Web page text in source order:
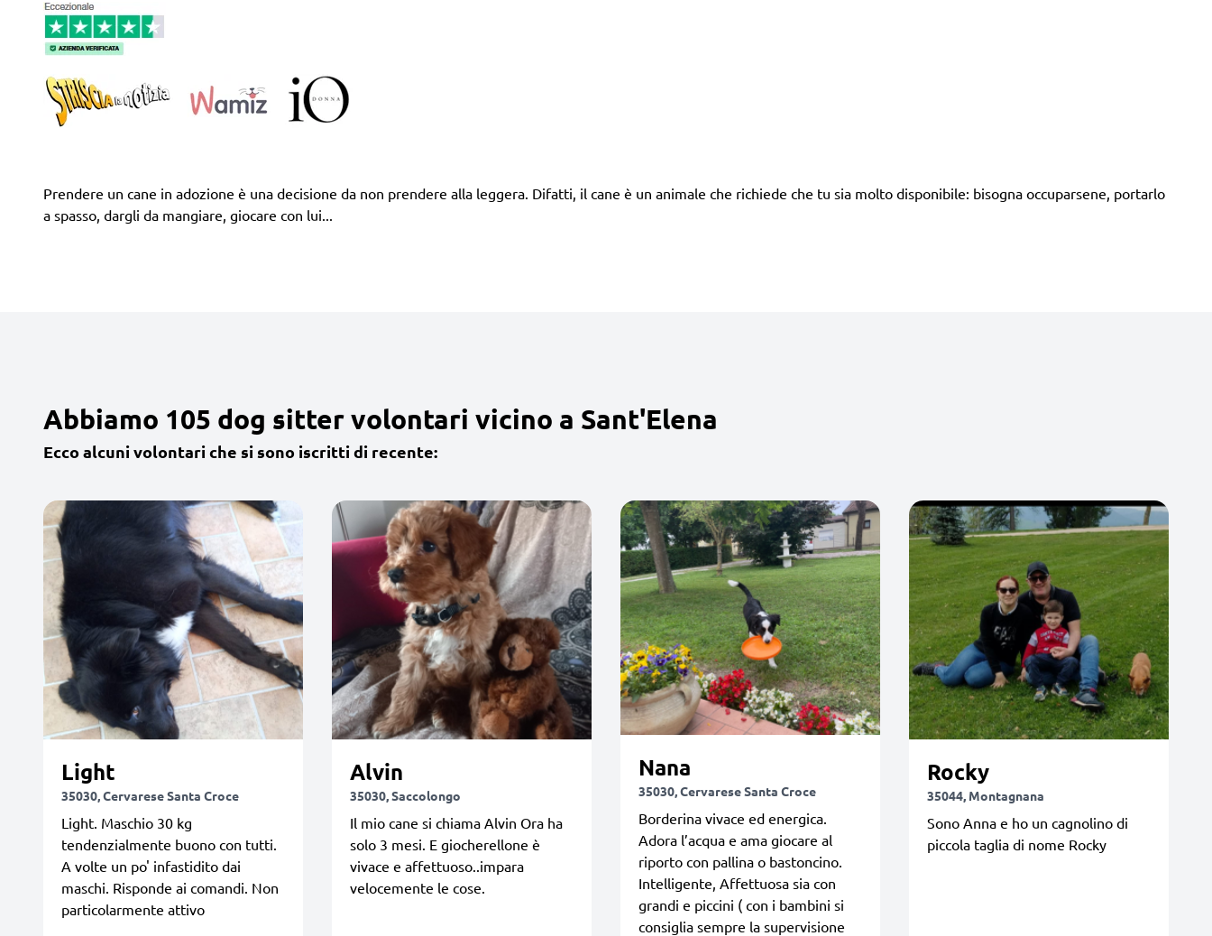
Prendere un cane in adozione è una decisione da non prendere alla leggera. Difatti, il cane è un animale che richiede che tu sia molto disponibile: bisogna occuparsene, portarlo
a spasso, dargli da mangiare, giocare con lui...
Abbiamo 105 dog sitter volontari vicino a Sant'Elena
Ecco alcuni volontari che si sono iscritti di recente:
Light
35030, Cervarese Santa Croce
Light. Maschio 30 kg
tendenzialmente buono con tutti.
A volte un po' infastidito dai
maschi. Risponde ai comandi. Non
particolarmente attivo
Alvin
35030, Saccolongo
Il mio cane si chiama Alvin Ora ha
solo 3 mesi. E giocherellone è
vivace e affettuoso..impara
velocemente le cose.
Nana
35030, Cervarese Santa Croce
Borderina vivace ed energica.
Adora l’acqua e ama giocare al
riporto con pallina o bastoncino.
Intelligente, Affettuosa sia con
grandi e piccini ( con i bambini si
consiglia sempre la supervisione
Rocky
35044, Montagnana
Sono Anna e ho un cagnolino di
piccola taglia di nome Rocky